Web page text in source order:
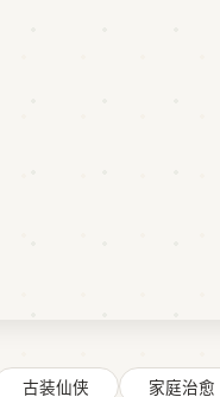
古装仙侠 家庭治愈